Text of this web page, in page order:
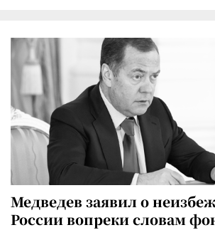
Медведев заявил о
России вопреки словам